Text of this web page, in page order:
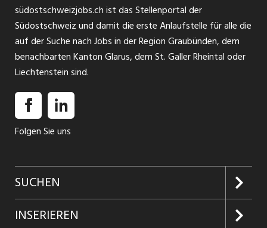
südostschweizjobs.ch ist das Stellenportal der
Südostschweiz und damit die erste Anlaufstelle für alle die
auf der Suche nach Jobs in der Region Graubünden, dem
benachbarten Kanton Glarus, dem St. Galler Rheintal oder
Liechtenstein sind.
Folgen Sie uns
SUCHEN
Jobs suchen
INSERIEREN